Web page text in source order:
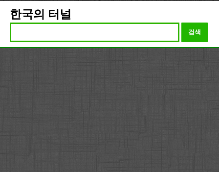
한국의 터널
검색